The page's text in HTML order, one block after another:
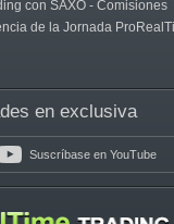
con SAXO - Comisiones
de la Jornada
en exclusiva
Suscríbase en YouTube